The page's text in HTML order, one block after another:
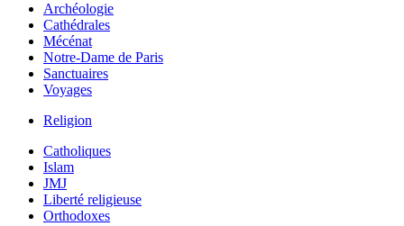
Archéologie
Cathédrales
Mécénat
Notre-Dame de Paris
Sanctuaires
Voyages
Religion
Catholiques
Islam
JMJ
Liberté religieuse
Orthodoxes